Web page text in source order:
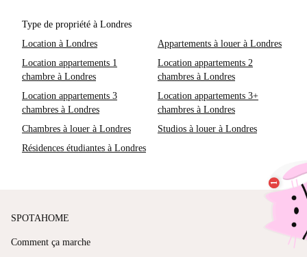
Type de propriété à Londres
Location à Londres
Appartements à louer à Londres
Location appartements 1
chambre à Londres
Location appartements 2
chambres à Londres
Location appartements 3
chambres à Londres
Location appartements 3+
chambres à Londres
Chambres à louer à Londres
Studios à louer à Londres
Résidences étudiantes à Londres
SPOTAHOME
Comment ça marche